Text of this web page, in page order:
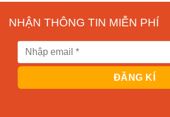
NHẬN THÔNG TIN MIỄN PHÍ